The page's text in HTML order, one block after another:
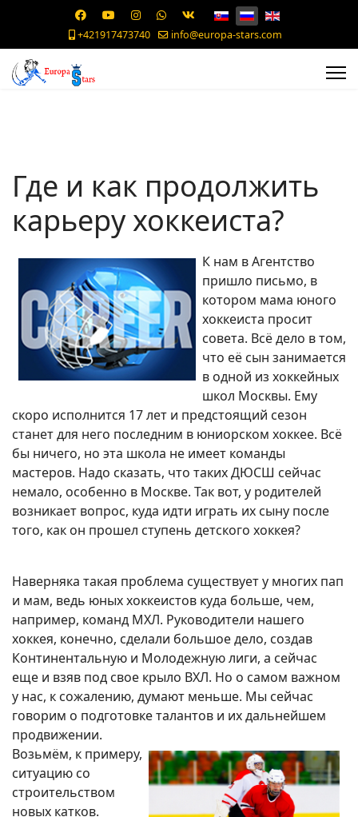
+421917473740 info@europa-stars.com
Где и как продолжить
карьеру хоккеиста?
К нам в Агентство
пришло письмо, в
котором мама юного
хоккеиста просит
совета. Всё дело в том,
что её сын занимается
в одной из хоккейных
школ Москвы. Ему
скоро исполнится 17 лет и предстоящий сезон
станет для него последним в юниорском хоккее. Всё
бы ничего, но эта школа не имеет команды
мастеров. Надо сказать, что таких ДЮСШ сейчас
немало, особенно в Москве. Так вот, у родителей
возникает вопрос, куда идти играть их сыну после
того, как он прошел ступень детского хоккея?
Наверняка такая проблема существует у многих пап
и мам, ведь юных хоккеистов куда больше, чем,
например, команд МХЛ. Руководители нашего
хоккея, конечно, сделали большое дело, создав
Континентальную и Молодежную лиги, а сейчас
еще и взяв под свое крыло ВХЛ. Но о самом важном
у нас, к сожалению, думают меньше. Мы сейчас
говорим о подготовке талантов и их дальнейшем
продвижении.
Возьмём, к примеру,
ситуацию со
строительством
новых катков.